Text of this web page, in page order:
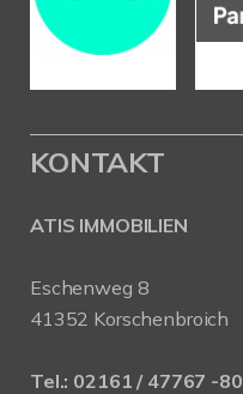
KONTAKT
ATIS IMMOBILIEN
Eschenweg 8
41352 Korschenbroich
Tel.: 02161 / 47767 -80